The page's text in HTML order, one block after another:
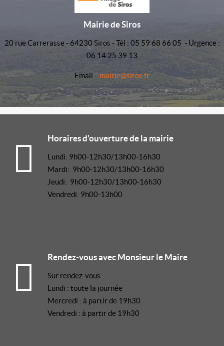
Mairie de Siros
20 rue Carrerasse - 64230 Siros - Tél : 05 59 68 66 05 - Urgence :
06 14 25 39 13
Email : mairie@siros.fr
Horaires d'ouverture de la mairie
Lundi: 9h00-12h30/13h00-16h30
Mardi: 9h00-12h30/13h00-16h30
Jeudi: 9h00-12h30/13h00-16h30
Vendredi: 9h00-13h00
Rendez-vous avec Monsieur le Maire
Sur rendez-vous
Lundi : toute la journée
Mercredi : à partir de 19h30
Vendredi : à partir de 19h30